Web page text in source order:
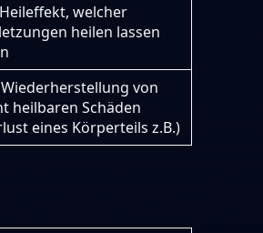
welcher
heilen lassen
von
heilbaren Schäden
eines Körperteils z.B.)